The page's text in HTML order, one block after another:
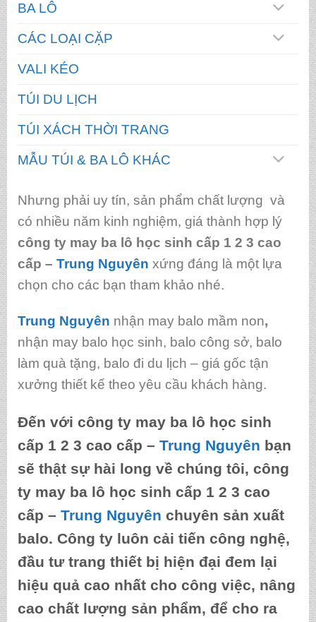
BA LÔ
CÁC LOẠI CẶP
VALI KÉO
TÚI DU LỊCH
TÚI XÁCH THỜI TRANG
MẪU TÚI & BA LÔ KHÁC
Nhưng phải uy tín, sản phẩm chất lượng và
có nhiều năm kinh nghiệm, giá thành hợp lý
công ty may ba lô học sinh cấp 1 2 3 cao
cấp – Trung Nguyên xứng đáng là một lựa
chọn cho các bạn tham khảo nhé.
Trung Nguyên nhận may balo mầm non,
nhận may balo học sinh, balo công sở, balo
làm quà tặng, balo đi du lịch – giá gốc tận
xưởng thiết kế theo yêu cầu khách hàng.
Đến với công ty may ba lô học sinh
cấp 1 2 3 cao cấp – Trung Nguyên bạn
sẽ thật sự hài long về chúng tôi, công
ty may ba lô học sinh cấp 1 2 3 cao
cấp – Trung Nguyên chuyên sản xuất
balo. Công ty luôn cải tiến công nghệ,
đầu tư trang thiết bị hiện đại đem lại
hiệu quả cao nhất cho công việc, nâng
cao chất lượng sản phẩm, để cho ra